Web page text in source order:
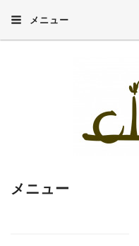
メニュー
メニュー